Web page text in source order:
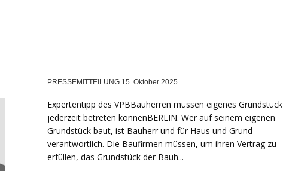
PRESSEMITTEILUNG 15. Oktober 2025
Expertentipp des VPBBauherren müssen eigenes Grundstück
jederzeit betreten könnenBERLIN. Wer auf seinem eigenen
Grundstück baut, ist Bauherr und für Haus und Grund
verantwortlich. Die Baufirmen müssen, um ihren Vertrag zu
erfüllen, das Grundstück der Bauh...